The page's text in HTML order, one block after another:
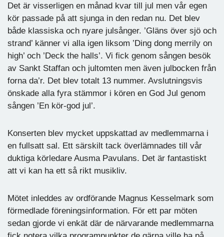
Det är visserligen en månad kvar till jul men vår egen
kör passade på att sjunga in den redan nu. Det blev
både klassiska och nyare julsånger. ’Gläns över sjö och
strand’ känner vi alla igen liksom ’Ding dong merrily on
high’ och ’Deck the halls’. Vi fick genom sången besök
av Sankt Staffan och jultomten men även julbocken från
forna da’r. Det blev totalt 13 nummer. Avslutningsvis
önskade alla fyra stämmor i kören en God Jul genom
sången ’En kör-god jul’.
Konserten blev mycket uppskattad av medlemmarna i
en fullsatt sal. Ett särskilt tack överlämnades till vår
duktiga körledare Ausma Pavulans. Det är fantastiskt
att vi kan ha ett så rikt musikliv.
Mötet inleddes av ordförande Magnus Kesselmark som
förmedlade föreningsinformation. För ett par möten
sedan gjorde vi enkät där de närvarande medlemmarna